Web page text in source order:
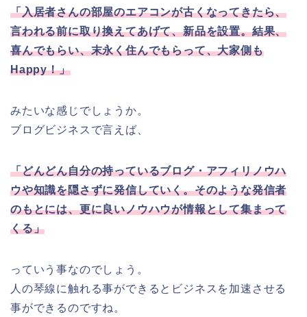
「入居者さんの部屋のエアコンが古くなってきたら、
言われる前に取り換えてあげて、新品を設置。結果、
喜んでもらい、末永く住んでもらって、大家側も
Happy！」
みたいな感じでしょうか。
ブログビジネスで言えば、
「どんどん自分の持っているブログ・アフィリノウハ
ウや知識を隠さずに発信していく。そのような発信者
のもとには、更に良いノウハウが情報として集まって
くる」
っていう事なのでしょう。
人の琴線に触れる事ができるとビジネスを加速させる
事ができるのですね。